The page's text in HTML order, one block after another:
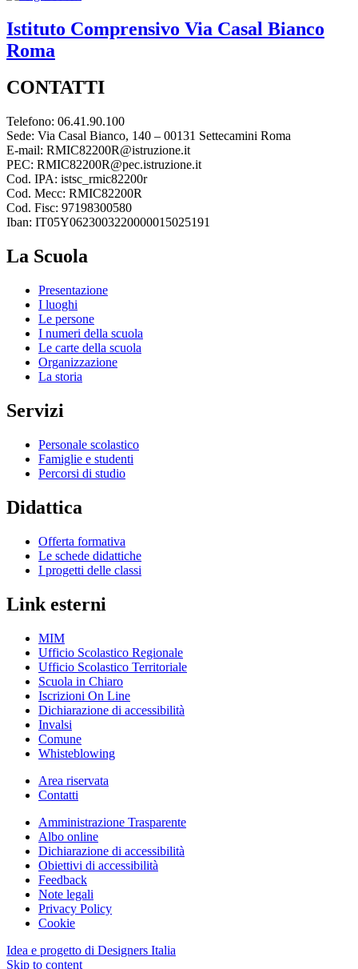
Istituto Comprensivo Via Casal Bianco
Roma
CONTATTI
Telefono: 06.41.90.100
Sede: Via Casal Bianco, 140 – 00131 Settecamini Roma
E-mail: RMIC82200R@istruzione.it
PEC: RMIC82200R@pec.istruzione.it
Cod. IPA: istsc_rmic82200r
Cod. Mecc: RMIC82200R
Cod. Fisc: 97198300580
Iban: IT05Y0623003220000015025191
La Scuola
Presentazione
I luoghi
Le persone
I numeri della scuola
Le carte della scuola
Organizzazione
La storia
Servizi
Personale scolastico
Famiglie e studenti
Percorsi di studio
Didattica
Offerta formativa
Le schede didattiche
I progetti delle classi
Link esterni
MIM
Ufficio Scolastico Regionale
Ufficio Scolastico Territoriale
Scuola in Chiaro
Iscrizioni On Line
Dichiarazione di accessibilità
Invalsi
Comune
Whisteblowing
Area riservata
Contatti
Amministrazione Trasparente
Albo online
Dichiarazione di accessibilità
Obiettivi di accessibilità
Feedback
Note legali
Privacy Policy
Cookie
Idea e progetto di Designers Italia
Skip to content